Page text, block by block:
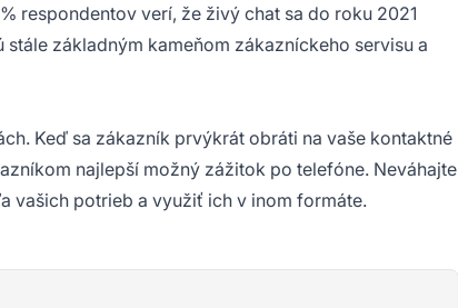
respondentov verí, že živý chat sa do roku 2021
základným kameňom zákazníckeho servisu a
Keď sa zákazník prvýkrát obráti na vaše kontaktné
najlepší možný zážitok po telefóne. Neváhajte
vašich potrieb a využiť ich v inom formáte.